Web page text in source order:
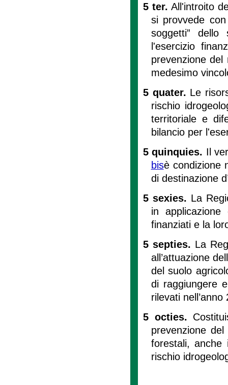
5 ter.All'introito
si provvede
soggetti”
l'esercizio
prevenzione
medesimo
5 quater. Le
rischio
territoriale e
bilancio per
5 quinquies. Il
bisè condizione
di destinazione
5 sexies. La
in
finanziati e la
5 septies. La
all’attuazione
del suolo
di raggiungere
rilevati nell’anno
5 octies.
prevenzione
forestali, anche
rischio